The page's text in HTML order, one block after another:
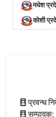
मधेश
कोशी
प्रवन्ध
सम्पादक: